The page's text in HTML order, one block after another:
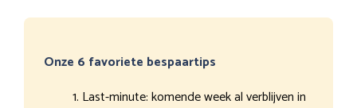
Onze 6 favoriete bespaartips
Last-minute: komende week al verblijven in